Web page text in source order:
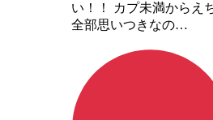
い！！ カプ未満からえ
全部思いつきなの…